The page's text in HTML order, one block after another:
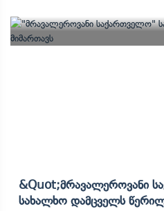
&quot;მრავალეროვანი
Სახალხო Დამცველს